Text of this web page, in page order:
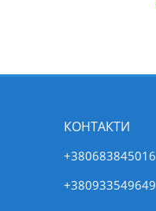
КОНТАКТИ
+380683845016
+380933549649